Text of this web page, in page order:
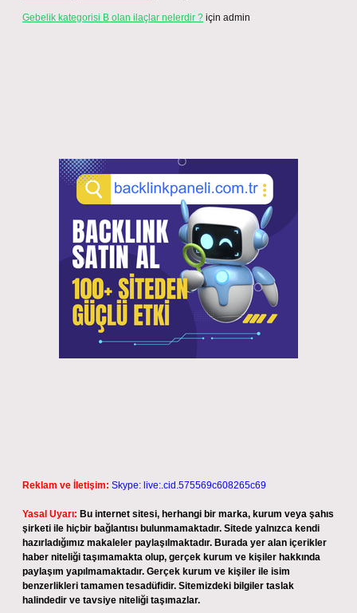
Gebelik kategorisi B olan ilaçlar nelerdir ? için admin
Reklam ve İletişim: Skype: live:.cid.575569c608265c69
Yasal Uyarı: Bu internet sitesi, herhangi bir marka, kurum veya şahıs
şirketi ile hiçbir bağlantısı bulunmamaktadır. Sitede yalnızca kendi
hazırladığımız makaleler paylaşılmaktadır. Burada yer alan içerikler
haber niteliği taşımamakta olup, gerçek kurum ve kişiler hakkında
paylaşım yapılmamaktadır. Gerçek kurum ve kişiler ile isim
benzerlikleri tamamen tesadüfidir. Sitemizdeki bilgiler taslak
halindedir ve tavsiye niteliği taşımazlar.